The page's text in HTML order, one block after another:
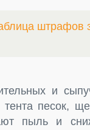
штрафов
и
тента песок,
пыль и